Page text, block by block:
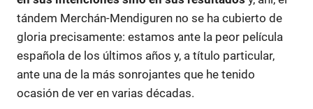
tándem Merchán-Mendiguren no se ha cubierto de
gloria precisamente: estamos ante la peor película
española de los últimos años y, a título particular,
ante una de la más sonrojantes que he tenido
ocasión de ver en varias décadas.